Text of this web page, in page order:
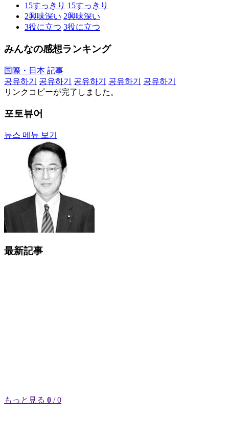
15すっきり 15すっきり
2興味深い 2興味深い
3役に立つ 3役に立つ
みんなの感想ランキング
国際・日本 記事
공유하기
공유하기 공유하기 공유하기
공유하기
リンクコピーが完了しました。
포토뷰어
뉴스 메뉴 보기
最新記事
もっと見る 0 / 0